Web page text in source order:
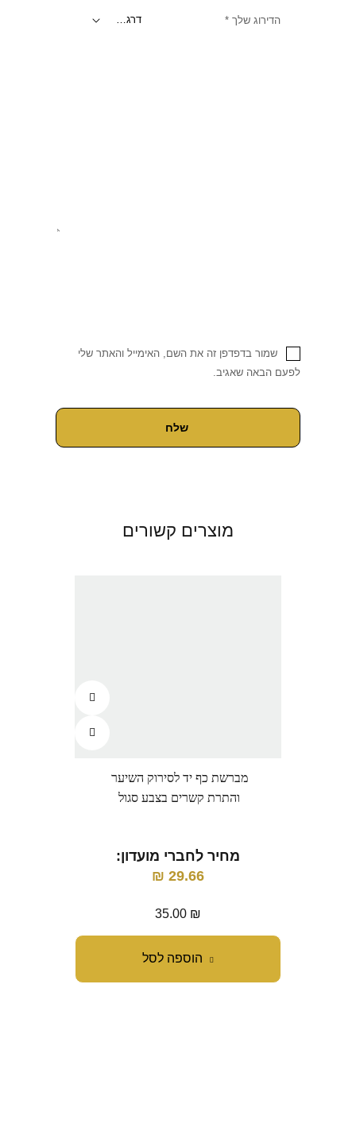
הדירוג שלך *
שמור בדפדפן זה את השם, האימייל והאתר שלי
לפעם הבאה שאגיב.
מוצרים קשורים
הוספה לסל
מברשת כף יד לסירוק השיער
והתרת קשרים בצבע סגול
מחיר לחברי מועדון:
29.66
₪
35.00 ₪